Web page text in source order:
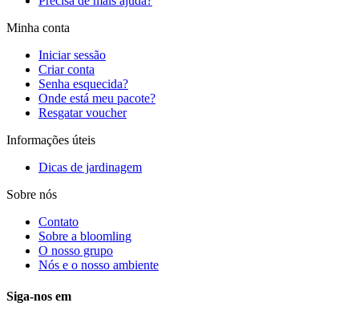
Minha conta
Iniciar sessão
Criar conta
Senha esquecida?
Onde está meu pacote?
Resgatar voucher
Informações úteis
Dicas de jardinagem
Sobre nós
Contato
Sobre a bloomling
O nosso grupo
Nós e o nosso ambiente
Siga-nos em